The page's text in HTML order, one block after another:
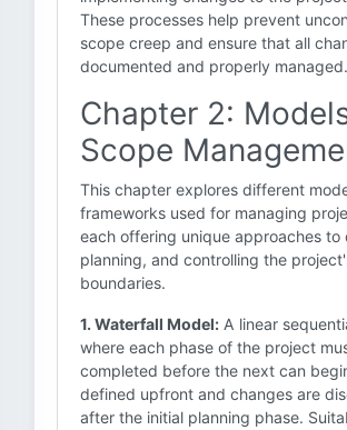
These processes help prevent
scope creep and ensure that all
documented and properly managed.
Chapter 2:
Scope
This chapter explores different
frameworks used for managing
each offering unique approaches to
planning, and controlling the
boundaries.
1. Waterfall Model: A linear
where each phase of the project
completed before the next can
defined upfront and changes are
after the initial planning phase.